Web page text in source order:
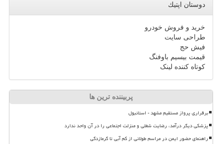
دوستان اپتیك
خرید و فروش خودرو
طراحی سایت
فیش حج
قیمت بیسیم باوفنگ
کوتاه کننده لینک
پربیننده ترین ها
برقراری پرواز مستقیم مشهد - استانبول
پزشکی دیگر درآمد، رضایت شغلی و منزلت اجتماعی را در آن واحد ندارد
راهنمای حضور ایمن در مراسم طولانی از کم آبی تا گرمازدگی